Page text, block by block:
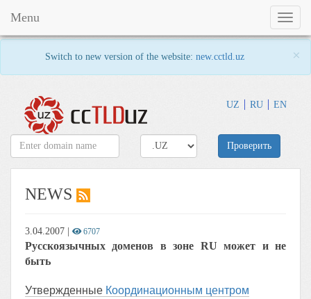
Switch to new version of the website: new.cctld.uz ×
UZ RU EN
Toggle
Menu
Проверить
NEWS
3.04.2007 6707
Русскоязычных доменов в зоне RU может и не
быть
Утвержденные Координационным центром